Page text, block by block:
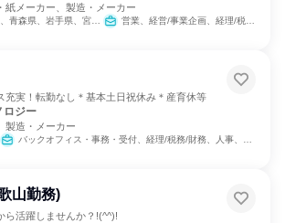
紙メーカー、製造・メーカー
県、群馬県、埼玉県、千葉県、東京都、神奈川県、新潟県、石川県、長野県、岐阜県、静岡県、愛知県、大阪府、兵庫県、岡山県、広島県、愛媛県、福岡県、熊本県、鹿児島県 営業、経営/事業企画、経理/税務/財務、商品企画、マーケティング・広告・宣伝
充実！転勤なし＊基本土日祝休み＊産育休等
ロジー
製造・メーカー
バックオフィス・事務・受付、経理/税務/財務、人事、総務
山勤務)
ら活躍しませんか？!(^^)!